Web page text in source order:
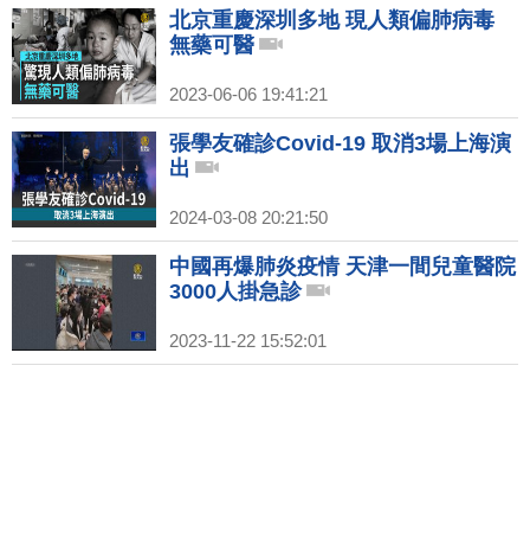
北京重慶深圳多地 現人類偏肺病毒
無藥可醫
2023-06-06 19:41:21
張學友確診Covid-19 取消3場上海演
出
2024-03-08 20:21:50
中國再爆肺炎疫情 天津一間兒童醫院
3000人掛急診
2023-11-22 15:52:01